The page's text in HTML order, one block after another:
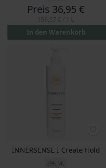
Preis 36,95 €
In den Warenkorb
INNERSENSE I Create Hold
295 ML